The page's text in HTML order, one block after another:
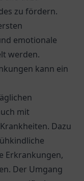
zu fördern.
emotionale
werden.
kann ein
mit
Dazu
Erkrankungen,
Der Umgang